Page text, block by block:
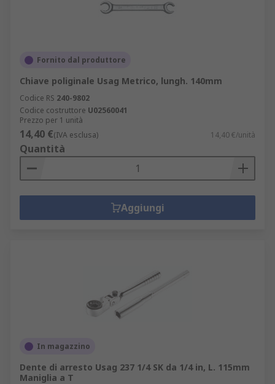
Fornito dal produttore
Chiave poliginale Usag Metrico, lungh. 140mm
Codice RS 240-9802
Codice costruttore U02560041
Prezzo per 1 unità
14,40 €(IVA esclusa) 14,40 €/unità
Quantità
Aggiungi
In magazzino
Dente di arresto Usag 237 1/4 SK da 1/4 in, L. 115mm
Maniglia a T